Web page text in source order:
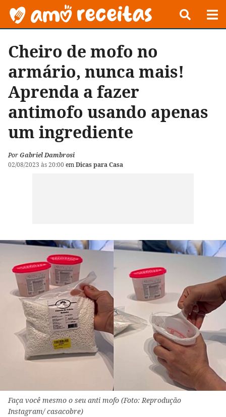
Cheiro de mofo no
armário, nunca mais!
Aprenda a fazer
antimofo usando apenas
um ingrediente
PorGabriel Dambrosi
02/08/2023 às 20:00 emDicas para Casa
Faça você mesmo o seu anti mofo (Foto: Reprodução
Instagram/ casacobre)